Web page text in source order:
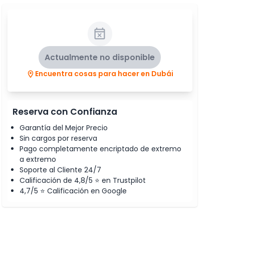
Actualmente no disponible
Encuentra cosas para hacer en Dubái
Reserva con Confianza
Garantía del Mejor Precio
Sin cargos por reserva
Pago completamente encriptado de extremo
a extremo
Soporte al Cliente 24/7
Calificación de 4,8/5 ⭐ en Trustpilot
4,7/5 ⭐ Calificación en Google